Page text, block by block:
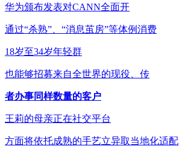
华为颁布发表对CANN全面开
通过“杀熟”、“消息茧房”等体例消费
18岁至34岁年轻群
也能够招募来自全世界的现役、传
者办事同样数量的客户
王莉的母亲正在社交平台
方面将依托成熟的手艺立异取当地化适配